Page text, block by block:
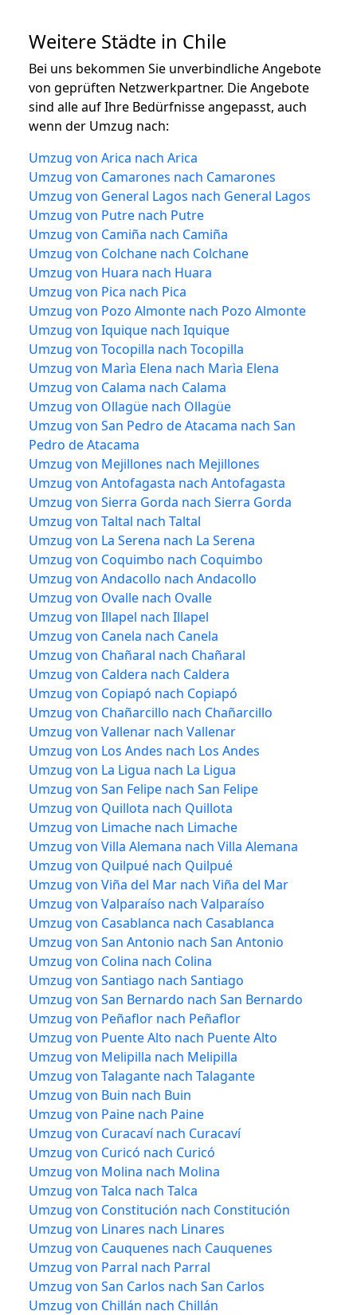
Weitere Städte in Chile
Bei uns bekommen Sie unverbindliche Angebote
von geprüften Netzwerkpartner. Die Angebote
sind alle auf Ihre Bedürfnisse angepasst, auch
wenn der Umzug nach:
Umzug von Arica nach Arica
Umzug von Camarones nach Camarones
Umzug von General Lagos nach General Lagos
Umzug von Putre nach Putre
Umzug von Camiña nach Camiña
Umzug von Colchane nach Colchane
Umzug von Huara nach Huara
Umzug von Pica nach Pica
Umzug von Pozo Almonte nach Pozo Almonte
Umzug von Iquique nach Iquique
Umzug von Tocopilla nach Tocopilla
Umzug von Marìa Elena nach Marìa Elena
Umzug von Calama nach Calama
Umzug von Ollagüe nach Ollagüe
Umzug von San Pedro de Atacama nach San
Pedro de Atacama
Umzug von Mejillones nach Mejillones
Umzug von Antofagasta nach Antofagasta
Umzug von Sierra Gorda nach Sierra Gorda
Umzug von Taltal nach Taltal
Umzug von La Serena nach La Serena
Umzug von Coquimbo nach Coquimbo
Umzug von Andacollo nach Andacollo
Umzug von Ovalle nach Ovalle
Umzug von Illapel nach Illapel
Umzug von Canela nach Canela
Umzug von Chañaral nach Chañaral
Umzug von Caldera nach Caldera
Umzug von Copiapó nach Copiapó
Umzug von Chañarcillo nach Chañarcillo
Umzug von Vallenar nach Vallenar
Umzug von Los Andes nach Los Andes
Umzug von La Ligua nach La Ligua
Umzug von San Felipe nach San Felipe
Umzug von Quillota nach Quillota
Umzug von Limache nach Limache
Umzug von Villa Alemana nach Villa Alemana
Umzug von Quilpué nach Quilpué
Umzug von Viña del Mar nach Viña del Mar
Umzug von Valparaíso nach Valparaíso
Umzug von Casablanca nach Casablanca
Umzug von San Antonio nach San Antonio
Umzug von Colina nach Colina
Umzug von Santiago nach Santiago
Umzug von San Bernardo nach San Bernardo
Umzug von Peñaflor nach Peñaflor
Umzug von Puente Alto nach Puente Alto
Umzug von Melipilla nach Melipilla
Umzug von Talagante nach Talagante
Umzug von Buin nach Buin
Umzug von Paine nach Paine
Umzug von Curacaví nach Curacaví
Umzug von Curicó nach Curicó
Umzug von Molina nach Molina
Umzug von Talca nach Talca
Umzug von Constitución nach Constitución
Umzug von Linares nach Linares
Umzug von Cauquenes nach Cauquenes
Umzug von Parral nach Parral
Umzug von San Carlos nach San Carlos
Umzug von Chillán nach Chillán